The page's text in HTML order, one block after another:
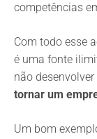
competências
Com todo esse
é uma fonte
não
tornar um
Um bom